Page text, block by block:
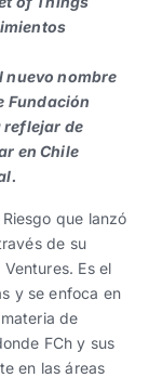
nuevo nombre
Fundación
reflejar de
en Chile
que lanzó
de su
Es el
y se enfoca en
de
FCh y sus
en las áreas